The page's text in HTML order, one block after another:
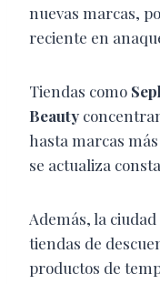
nuevas marcas,
reciente en
Tiendas como
Beauty
hasta marcas
se actualiza
Además, la
tiendas de
productos de